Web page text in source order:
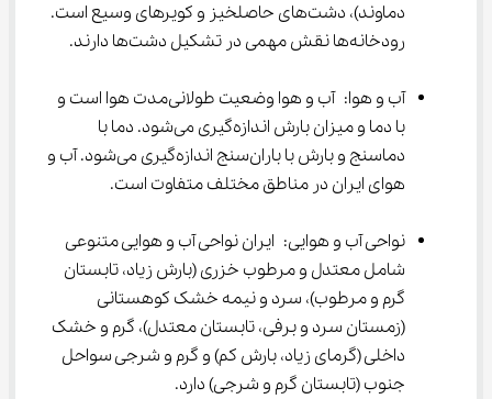
دماوند)، دشت‌های حاصلخیز و کویرهای وسیع است.
رودخانه‌ها نقش مهمی در تشکیل دشت‌ها دارند.
آب و هوا: آب و هوا وضعیت طولانی‌مدت هوا است و
با دما و میزان بارش اندازه‌گیری می‌شود. دما با
دماسنج و بارش با باران‌سنج اندازه‌گیری می‌شود. آب و
هوای ایران در مناطق مختلف متفاوت است.
نواحی آب و هوایی: ایران نواحی آب و هوایی متنوعی
شامل معتدل و مرطوب خزری (بارش زیاد، تابستان
گرم و مرطوب)، سرد و نیمه خشک کوهستانی
(زمستان سرد و برفی، تابستان معتدل)، گرم و خشک
داخلی (گرمای زیاد، بارش کم) و گرم و شرجی سواحل
جنوب (تابستان گرم و شرجی) دارد.